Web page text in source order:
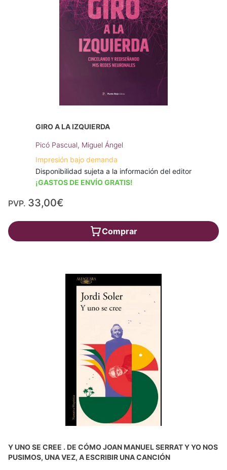
GIRO A LA IZQUIERDA
Picó Pascual, Miguel Ángel
Impresión bajo demanda
Disponibilidad sujeta a la información del editor
¡GASTOS DE ENVÍO GRATIS!
PVP. 33,00€
Comprar
Y UNO SE CREE . DE CÓMO JOAN MANUEL SERRAT Y YO NOS
PUSIMOS, UNA VEZ, A ESCRIBIR UNA CANCIÓN